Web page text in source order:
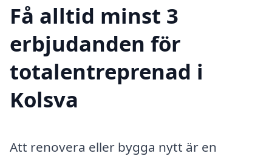
Få alltid minst 3
erbjudanden för
totalentreprenad i
Kolsva
Att renovera eller bygga nytt är en